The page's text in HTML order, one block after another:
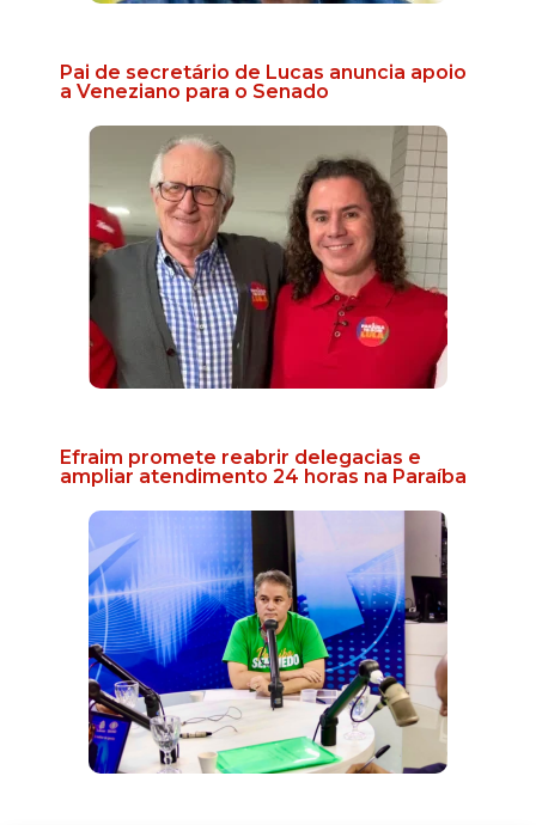
Pai de secretário de Lucas anuncia apoio
a Veneziano para o Senado
Efraim promete reabrir delegacias e
ampliar atendimento 24 horas na Paraíba